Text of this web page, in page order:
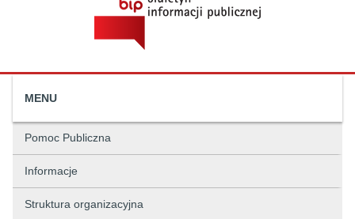
MENU
Pomoc Publiczna
Informacje
Struktura organizacyjna